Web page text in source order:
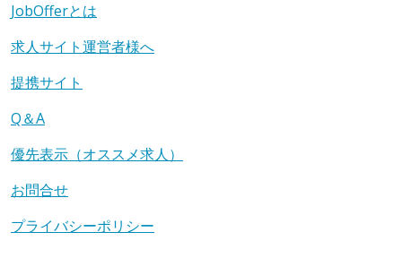
JobOfferとは
求人サイト運営者様へ
提携サイト
Q＆A
優先表示（オススメ求人）
お問合せ
プライバシーポリシー